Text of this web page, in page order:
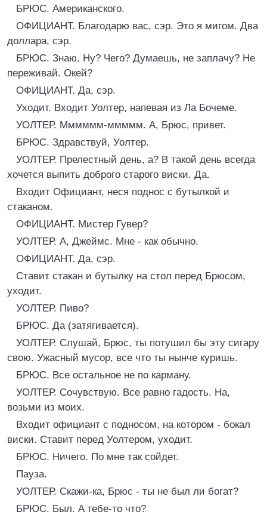
БРЮС. Американского.
ОФИЦИАНТ. Благодарю вас, сэр. Это я мигом. Два
доллара, сэр.
БРЮС. Знаю. Ну? Чего? Думаешь, не заплачу? Не
переживай. Окей?
ОФИЦИАНТ. Да, сэр.
Уходит. Входит Уолтер, напевая из Ла Бочеме.
УОЛТЕР. Мммммм-ммммм. A, Брюс, привет.
БРЮС. Здравствуй, Уолтер.
УОЛТЕР. Прелестный день, a? В такой день всегда
хочется выпить доброго старого виски. Да.
Входит Официант, неся поднос с бутылкой и
стаканом.
ОФИЦИАНТ. Мистер Гувер?
УОЛТЕР. A, Джеймс. Мне - как обычно.
ОФИЦИАНТ. Да, сэр.
Ставит стакан и бутылку на стол перед Брюсом,
уходит.
УОЛТЕР. Пиво?
БРЮС. Да (затягивается).
УОЛТЕР. Слушай, Брюс, ты потушил бы эту сигару
свою. Ужасный мусор, все что ты нынче куришь.
БРЮС. Все остальное не по карману.
УОЛТЕР. Сочувствую. Все равно гадость. На,
возьми из моих.
Входит официант с подносом, на котором - бокал
виски. Ставит перед Уолтером, уходит.
БРЮС. Ничего. По мне так сойдет.
Пауза.
УОЛТЕР. Скажи-ка, Брюс - ты не был ли богат?
БРЮС. Был. A тебе-то что?